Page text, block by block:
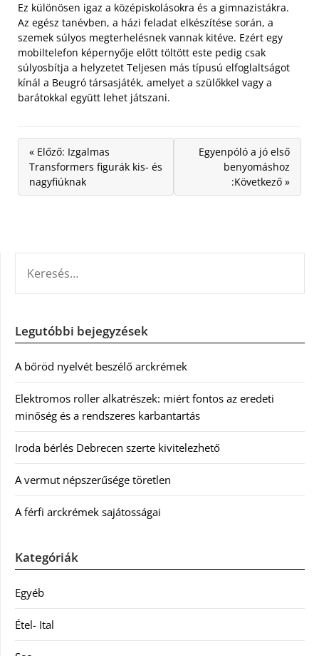
Ez különösen igaz a középiskolásokra és a gimnazistákra.
Az egész tanévben, a házi feladat elkészítése során, a
szemek súlyos megterhelésnek vannak kitéve. Ezért egy
mobiltelefon képernyője előtt töltött este pedig csak
súlyosbítja a helyzetet Teljesen más típusú elfoglaltságot
kínál a Beugró társasjáték, amelyet a szülőkkel vagy a
barátokkal együtt lehet játszani.
« Előző: Izgalmas
Transformers figurák kis- és
nagyfiúknak
Egyenpóló a jó első
benyomáshoz
:Következő »
Legutóbbi bejegyzések
A bőröd nyelvét beszélő arckrémek
Elektromos roller alkatrészek: miért fontos az eredeti
minőség és a rendszeres karbantartás
Iroda bérlés Debrecen szerte kivitelezhető
A vermut népszerűsége töretlen
A férfi arckrémek sajátosságai
Kategóriák
Egyéb
Étel- Ital